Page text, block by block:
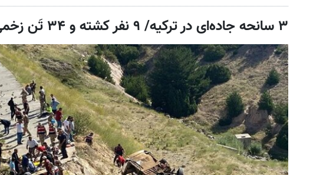
۳ سانحه جاده‌ای در ترکیه/ ۹ نفر کشته و ۳۴ تَن زخمی شدند